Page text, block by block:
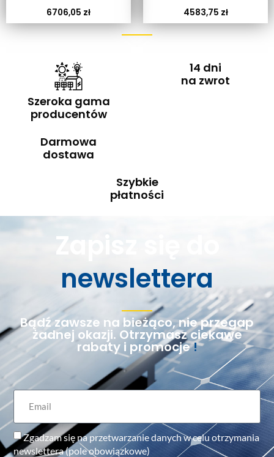
6706,05 zł 4583,75 zł
Szeroka gama
producentów
14 dni
na zwrot
Darmowa
dostawa
Szybkie
płatności
Zapisz się do
newslettera
Bądź zawsze na bieżąco, nie przegap
żadnej okazji. Otrzymasz ciekawe
rabaty i promocje!
Zgadzam się na przetwarzanie danych w celu otrzymania
newslettera (pole obowiązkowe)